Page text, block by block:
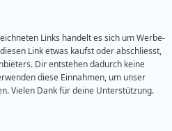
Links handelt es sich um Werbe-
Link etwas kaufst oder abschliesst,
Dir entstehen dadurch keine
diese Einnahmen, um unser
Vielen Dank für deine Unterstützung.